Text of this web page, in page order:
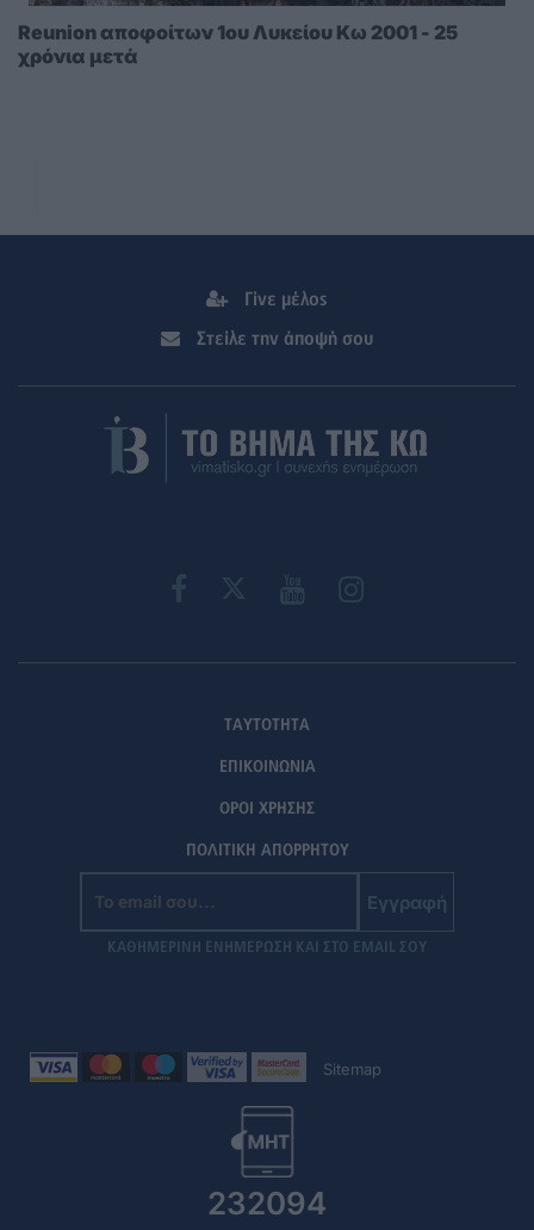
Reunion αποφοίτων 1ου Λυκείου Κω 2001 - 25
χρόνια μετά
Γίνε μέλος
Στείλε την άποψή σου
ΤΑΥΤΟΤΗΤΑ
ΕΠΙΚΟΙΝΩΝΙΑ
ΟΡΟΙ ΧΡΗΣΗΣ
ΠΟΛΙΤΙΚΗ ΑΠΟΡΡΗΤΟΥ
Εγγραφή
ΚΑΘΗΜΕΡΙΝΗ ΕΝΗΜΕΡΩΣΗ ΚΑΙ ΣΤΟ EMAIL ΣΟΥ
Sitemap
232094